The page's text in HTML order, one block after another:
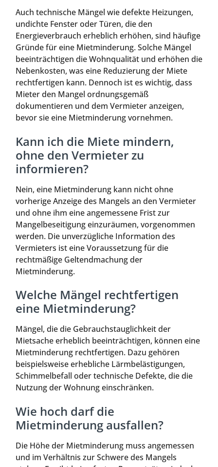
Auch technische Mängel wie defekte Heizungen,
undichte Fenster oder Türen, die den
Energieverbrauch erheblich erhöhen, sind häufige
Gründe für eine Mietminderung. Solche Mängel
beeinträchtigen die Wohnqualität und erhöhen die
Nebenkosten, was eine Reduzierung der Miete
rechtfertigen kann. Dennoch ist es wichtig, dass
Mieter den Mangel ordnungsgemäß
dokumentieren und dem Vermieter anzeigen,
bevor sie eine Mietminderung vornehmen.
Kann ich die Miete mindern,
ohne den Vermieter zu
informieren?
Nein, eine Mietminderung kann nicht ohne
vorherige Anzeige des Mangels an den Vermieter
und ohne ihm eine angemessene Frist zur
Mangelbeseitigung einzuräumen, vorgenommen
werden. Die unverzügliche Information des
Vermieters ist eine Voraussetzung für die
rechtmäßige Geltendmachung der
Mietminderung.
Welche Mängel rechtfertigen
eine Mietminderung?
Mängel, die die Gebrauchstauglichkeit der
Mietsache erheblich beeinträchtigen, können eine
Mietminderung rechtfertigen. Dazu gehören
beispielsweise erhebliche Lärmbelästigungen,
Schimmelbefall oder technische Defekte, die die
Nutzung der Wohnung einschränken.
Wie hoch darf die
Mietminderung ausfallen?
Die Höhe der Mietminderung muss angemessen
und im Verhältnis zur Schwere des Mangels